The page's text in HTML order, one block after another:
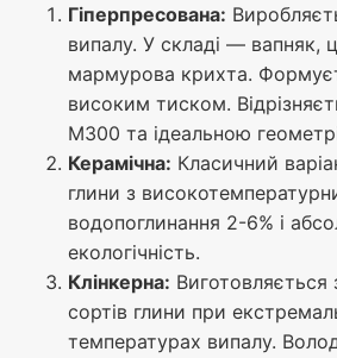
Гіперпресована:
випалу. У складі — вапняк,
мармурова крихта.
високим тиском.
М300 та ідеальною
Керамічна: Класичний
глини з
водопоглинання 2-6% і
екологічність.
Клінкерна: Виготовляється
сортів глини при
температурах випалу.